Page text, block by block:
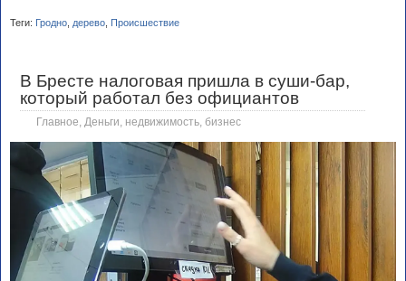
Теги: Гродно дерево Происшествие
В Бресте налоговая пришла в суши-бар,
который работал без официантов
Главное Деньги, недвижимость, бизнес